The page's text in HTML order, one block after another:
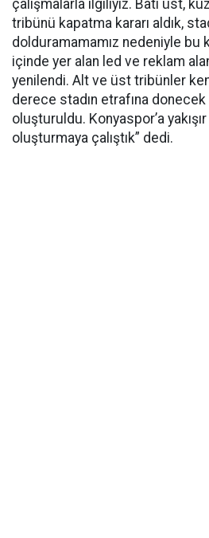
çalışmalarla ilgiliyiz. Batı üst,
tribünü kapatma kararı aldık,
dolduramamamız nedeniyle bu
içinde yer alan led ve reklam
yenilendi. Alt ve üst tribünler
derece stadın etrafına
oluşturuldu. Konyaspor’a
oluşturmaya çalıştık” dedi.